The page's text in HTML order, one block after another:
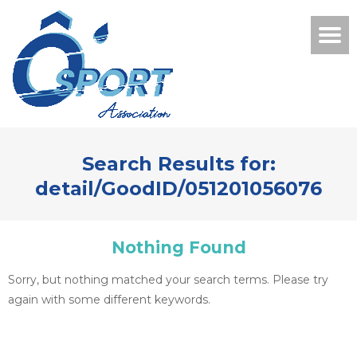
Search Results for:
detail/GoodID/051201056076
Nothing Found
Sorry, but nothing matched your search terms. Please try
again with some different keywords.